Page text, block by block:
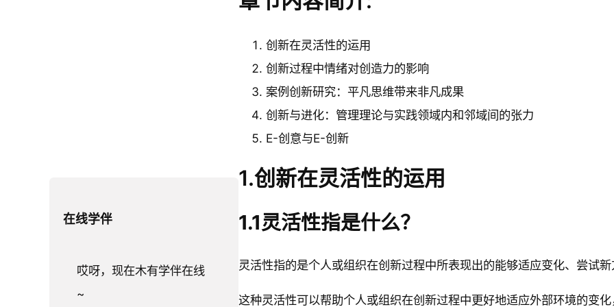
在线学伴
哎呀，现在木有学伴在线
~
创新在灵活性的运用
创新过程中情绪对创造力的影响
案例创新研究：平凡思维带来非凡成果
创新与进化：管理理论与实践领域内和邻域间的张力
E-创意与E-创新
1.创新在灵活性的运用
1.1灵活性指是什么？
灵活性指的是个人或组织在创新过程中所表现出的能够适应变化、尝试
这种灵活性可以帮助个人或组织在创新过程中更好地适应外部环境的变